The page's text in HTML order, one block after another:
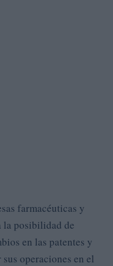
farmacéuticas y
la posibilidad de
en las patentes y
operaciones en el